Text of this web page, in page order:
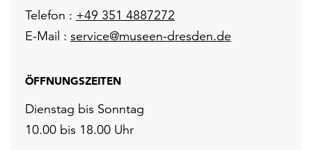
Telefon : +49 351 4887272
E-Mail : service@museen-dresden.de
ÖFFNUNGSZEITEN
Dienstag bis Sonntag
10.00 bis 18.00 Uhr